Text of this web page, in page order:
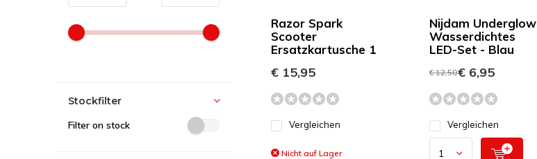
Razor Spark
Scooter
Ersatzkartusche 1
€ 15,95
Vergleichen
Nicht auf Lager
Nijdam Underglow
Wasserdichtes
LED-Set - Blau
€ 12,50€ 6,95
Vergleichen
Stockfilter
Filter on stock